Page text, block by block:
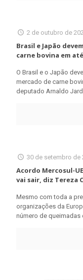
2 de outubro de
Brasil e Japão
carne bovina em
O Brasil e o Japão
mercado de carne
deputado Arnaldo
30 de setembro de
Acordo Mercosul-
vai sair, diz Tereza
Mesmo com toda a
organizações da
número de queimadas